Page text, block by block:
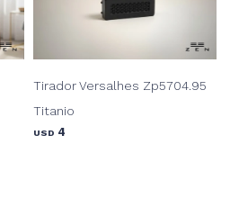
Tirador Versalhes Zp5704.95
Titanio
USD 4